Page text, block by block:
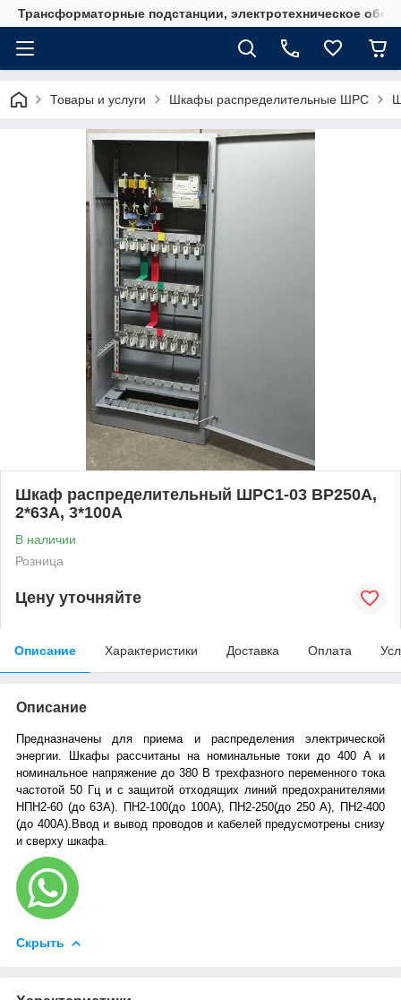
Трансформаторные подстанции, электротехническое
Товары и услуги Шкафы распределительные ШРС
Шкаф распределительный ШРС1-03 ВР250А,
2*63А, 3*100А
В наличии
Розница
Цену уточняйте
Описание Характеристики Доставка Оплата
Описание
Предназначены для приема и распределения электрической
энергии. Шкафы рассчитаны на номинальные токи до 400 А и
номинальное напряжение до 380 В трехфазного переменного тока
частотой 50 Гц и с защитой отходящих линий предохранителями
НПН2-60 (до 6ЗА). ПН2-100(до 100А), ПН2-250(до 250 А), ПН2-400
(до 400А).Ввод и вывод проводов и кабелей предусмотрены снизу
и сверху шкафа.
Скрыть